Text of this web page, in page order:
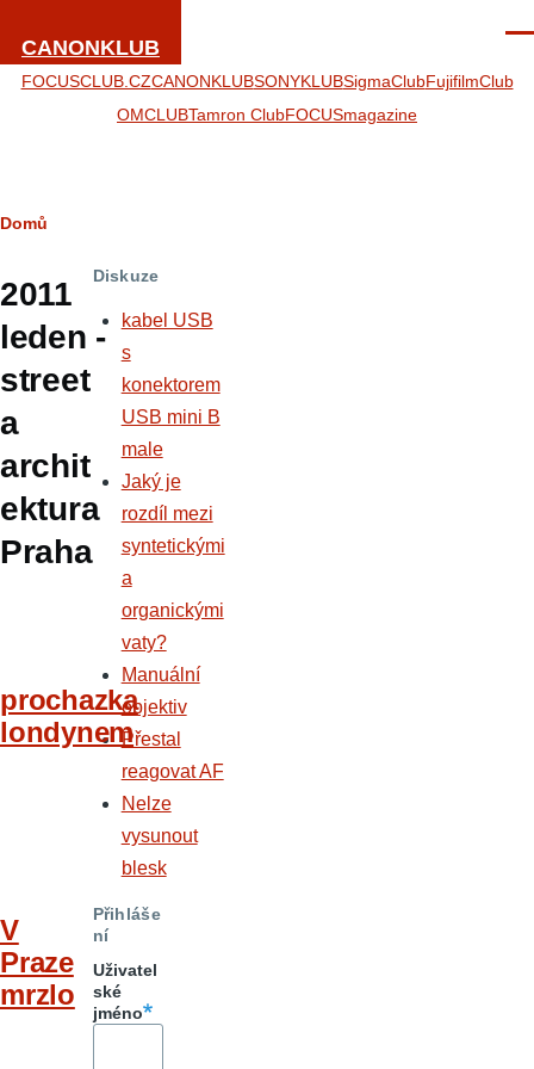
CANONKLUB
FOCUSCLUB.CZCANONKLUBSONYKLUBSigmaClubFujifilmClub
OMCLUBTamron ClubFOCUSmagazine
Drobečková
navigace
Domů
2011
leden -
street
a
archit
ektura
Praha
prochazka
londynem
V
Praze
mrzlo
Diskuze
kabel USB
s
konektorem
USB mini B
male
Jaký je
rozdíl mezi
syntetickými
a
organickými
vaty?
Manuální
objektiv
Přestal
reagovat AF
Nelze
vysunout
blesk
Přihláše
ní
Uživatel
ské
jméno